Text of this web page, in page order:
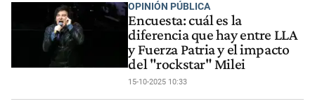
OPINIÓN PÚBLICA
Encuesta: cuál es la
diferencia que hay entre LLA
y Fuerza Patria y el impacto
del "rockstar" Milei
15-10-2025 10:33